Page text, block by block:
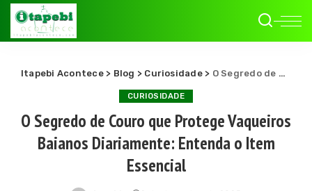
Itapebi Acontece> Blog > Curiosidade> O Segredo de Couro que Protege Vaqueiros Baianos Diariamente: Entenda o Item Essencial
CURIOSIDADE
O Segredo de Couro que Protege Vaqueiros
Baianos Diariamente: Entenda o Item
Essencial